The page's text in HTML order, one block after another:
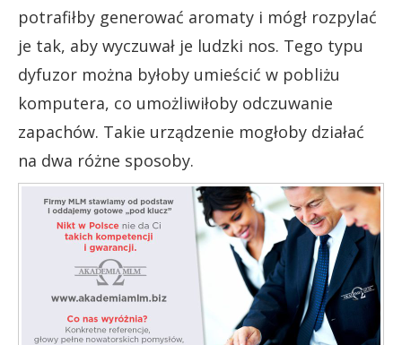
potrafiłby generować aromaty i mógł rozpylać
je tak, aby wyczuwał je ludzki nos. Tego typu
dyfuzor można byłoby umieścić w pobliżu
komputera, co umożliwiłoby odczuwanie
zapachów. Takie urządzenie mogłoby działać
na dwa różne sposoby.